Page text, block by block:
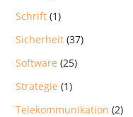
Schrift (1)
Sicherheit (37)
Software (25)
Strategie (1)
Telekommunikation (2)